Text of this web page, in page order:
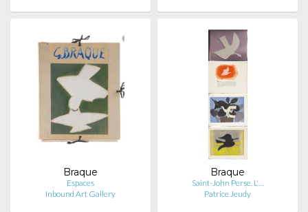
Braque
Espaces
Inbound Art Gallery
Braque
Saint-John Perse. L'…
Patrice Jeudy